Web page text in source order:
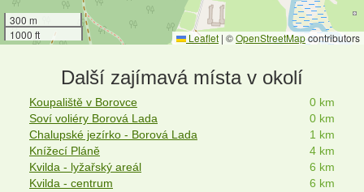
300 m
1000 ft
Leaflet | ©OpenStreetMapcontributors
Další zajímavá místa v okolí
Koupaliště v Borovce
0 km
Soví voliéry Borová Lada
0 km
Chalupské jezírko - Borová Lada
1 km
Knížecí Pláně
4 km
Kvilda - lyžařský areál
6 km
Kvilda - centrum
6 km